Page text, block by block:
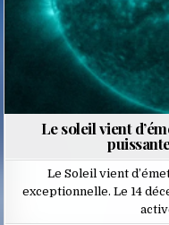
Le soleil vient
Le Soleil vient
exceptionnelle. Le 14